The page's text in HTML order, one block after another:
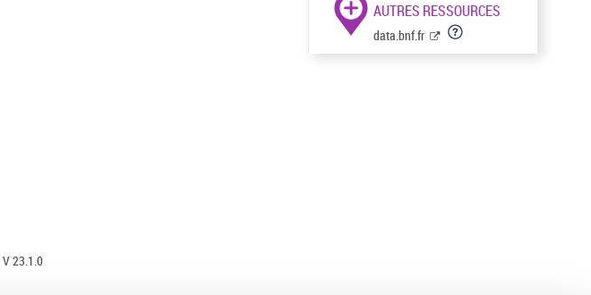
AUTRES RESSOURCES
data.bnf.fr
V 23.1.0